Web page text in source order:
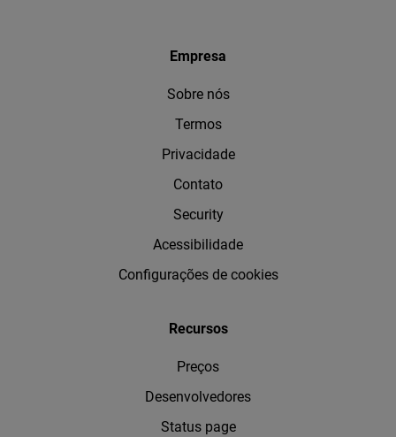
Empresa
Sobre nós
Termos
Privacidade
Contato
Security
Acessibilidade
Configurações de cookies
Recursos
Preços
Desenvolvedores
Status page